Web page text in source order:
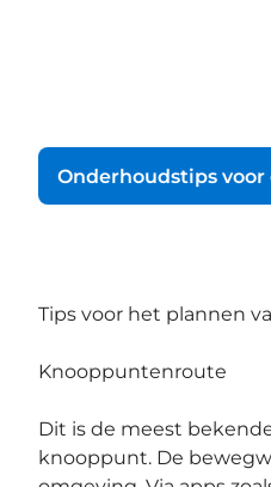
Onderhoudstips voor
Tips voor het plannen
Knooppuntenroute
Dit is de meest
knooppunt. De